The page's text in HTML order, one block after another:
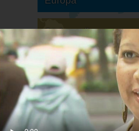
Südamerika
Nordamerika